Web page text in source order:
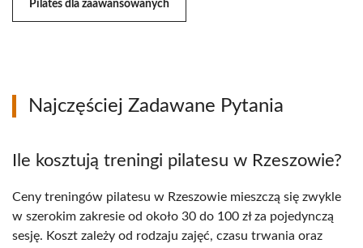
Pilates dla zaawansowanych
Najczęściej Zadawane Pytania
Ile kosztują treningi pilatesu w Rzeszowie?
Ceny treningów pilatesu w Rzeszowie mieszczą się zwykle
w szerokim zakresie od około 30 do 100 zł za pojedynczą
sesję. Koszt zależy od rodzaju zajęć, czasu trwania oraz